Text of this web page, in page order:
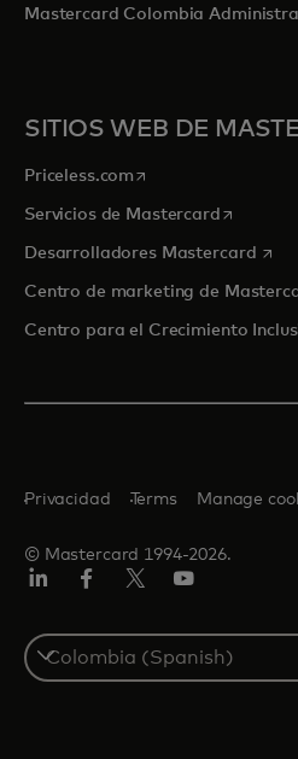
Mastercard Colombia
SITIOS WEB DE
Priceless.com se abre en una
Servicios de Mastercardse abre
Desarrolladores Mastercard se
Centro de marketing de
Centro para el Crecimiento
© Mastercard 1994-2026.
Privacidad Terms Manage
Select
a
country